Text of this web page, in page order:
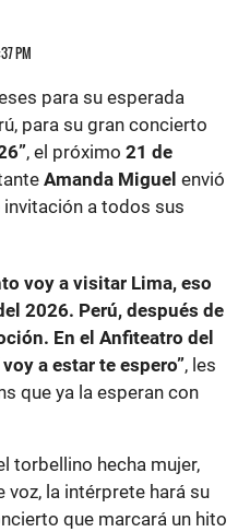
PM
para su esperada
para su gran concierto
, el próximo 21 de
Amanda Miguel envió
a todos sus
voy a visitar Lima, eso
2026. Perú, después de
En el Anfiteatro del
a estar te espero”, les
que ya la esperan con
torbellino hecha mujer,
la intérprete hará su
que marcará un hito